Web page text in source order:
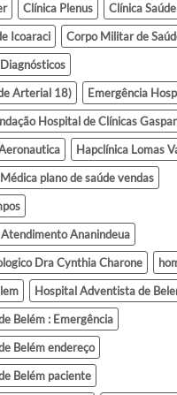
Clínica Plenus
Clínica
Icoaraci
Corpo Militar de
Arterial 18)
Emergência
Hospital de Clínicas
Hapclínica Lomas
plano de saúde vendas
Ananindeua
Dra Cynthia Charone
Hospital Adventista de
Belém : Emergência
Belém endereço
Belém paciente